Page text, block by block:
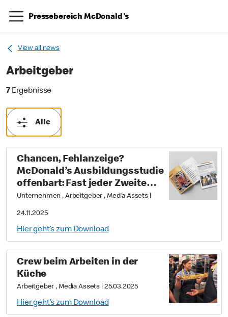
Pressebereich McDonald's
View all news
Arbeitgeber
7 Ergebnisse7 Ergebnisse
Alle
Chancen, Fehlanzeige?
McDonald’s Ausbildungsstudie
offenbart: Fast jeder Zweite
glaubt nicht mehr an Aufstieg
durch Leistung
Unternehmen , Arbeitgeber , Media Assets
24.11.2025
Hier geht’s zum Download
Crew beim Arbeiten in der
Küche
Arbeitgeber , Media Assets 25.03.2025
Hier geht’s zum Download